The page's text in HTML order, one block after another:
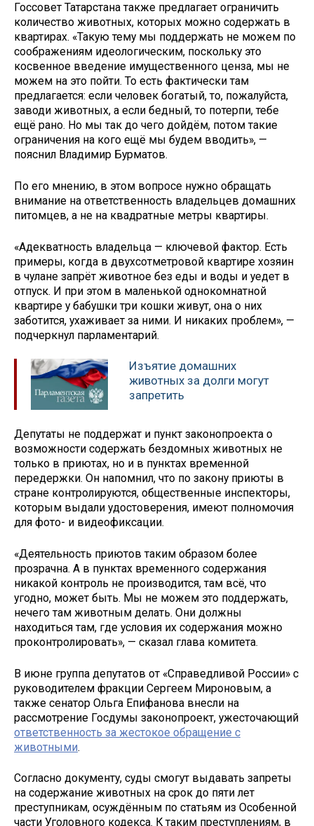
Госсовет Татарстана также предлагает ограничить
количество животных, которых можно содержать в
квартирах. «Такую тему мы поддержать не можем по
соображениям идеологическим, поскольку это
косвенное введение имущественного ценза, мы не
можем на это пойти. То есть фактически там
предлагается: если человек богатый, то, пожалуйста,
заводи животных, а если бедный, то потерпи, тебе
ещё рано. Но мы так до чего дойдём, потом такие
ограничения на кого ещё мы будем вводить», —
пояснил Владимир Бурматов.
По его мнению, в этом вопросе нужно обращать
внимание на ответственность владельцев домашних
питомцев, а не на квадратные метры квартиры.
«Адекватность владельца — ключевой фактор. Есть
примеры, когда в двухсотметровой квартире хозяин
в чулане запрёт животное без еды и воды и уедет в
отпуск. И при этом в маленькой однокомнатной
квартире у бабушки три кошки живут, она о них
заботится, ухаживает за ними. И никаких проблем», —
подчеркнул парламентарий.
Изъятие домашних
животных за долги могут
запретить
Депутаты не поддержат и пункт законопроекта о
возможности содержать бездомных животных не
только в приютах, но и в пунктах временной
передержки. Он напомнил, что по закону приюты в
стране контролируются, общественные инспекторы,
которым выдали удостоверения, имеют полномочия
для фото- и видеофиксации.
«Деятельность приютов таким образом более
прозрачна. А в пунктах временного содержания
никакой контроль не производится, там всё, что
угодно, может быть. Мы не можем это поддержать,
нечего там животным делать. Они должны
находиться там, где условия их содержания можно
проконтролировать», — сказал глава комитета.
В июне группа депутатов от «Справедливой России» с
руководителем фракции Сергеем Мироновым, а
также сенатор Ольга Епифанова внесли на
рассмотрение Госдумы законопроект, ужесточающий
ответственность за жестокое обращение с
животными.
Согласно документу, суды смогут выдавать запреты
на содержание животных на срок до пяти лет
преступникам, осуждённым по статьям из Особенной
части Уголовного кодекса. К таким преступлениям, в